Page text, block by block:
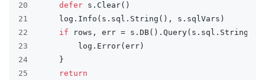
20
21
22
23
24
25
defer s.Clear()
	log.Info(s.sql.String(), s.sqlVars)
if rows, err =
		log.Error(err)
	}
return